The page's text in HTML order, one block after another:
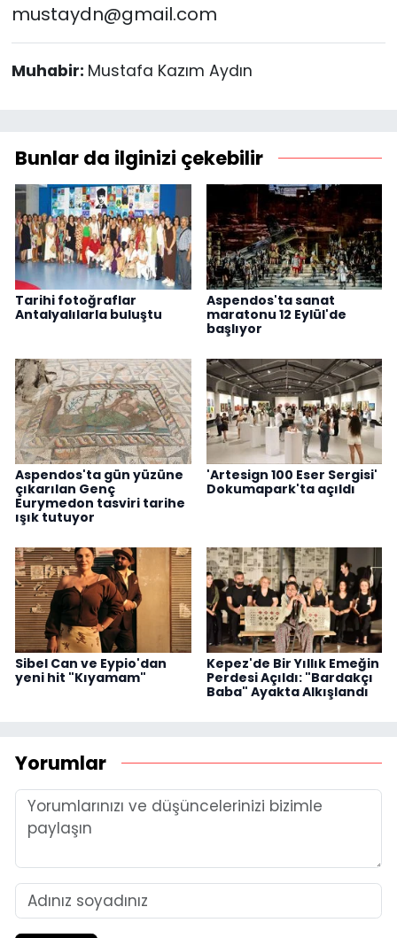
mustaydn@gmail.com
Muhabir: Mustafa Kazım Aydın
Bunlar da ilginizi çekebilir
Tarihi fotoğraflar
Antalyalılarla buluştu
Aspendos'ta sanat
maratonu 12 Eylül'de
başlıyor
Aspendos'ta gün yüzüne
çıkarılan Genç
Eurymedon tasviri tarihe
ışık tutuyor
'Artesign 100 Eser Sergisi'
Dokumapark'ta açıldı
Sibel Can ve Eypio'dan
yeni hit "Kıyamam"
Kepez'de Bir Yıllık Emeğin
Perdesi Açıldı: "Bardakçı
Baba" Ayakta Alkışlandı
Yorumlar